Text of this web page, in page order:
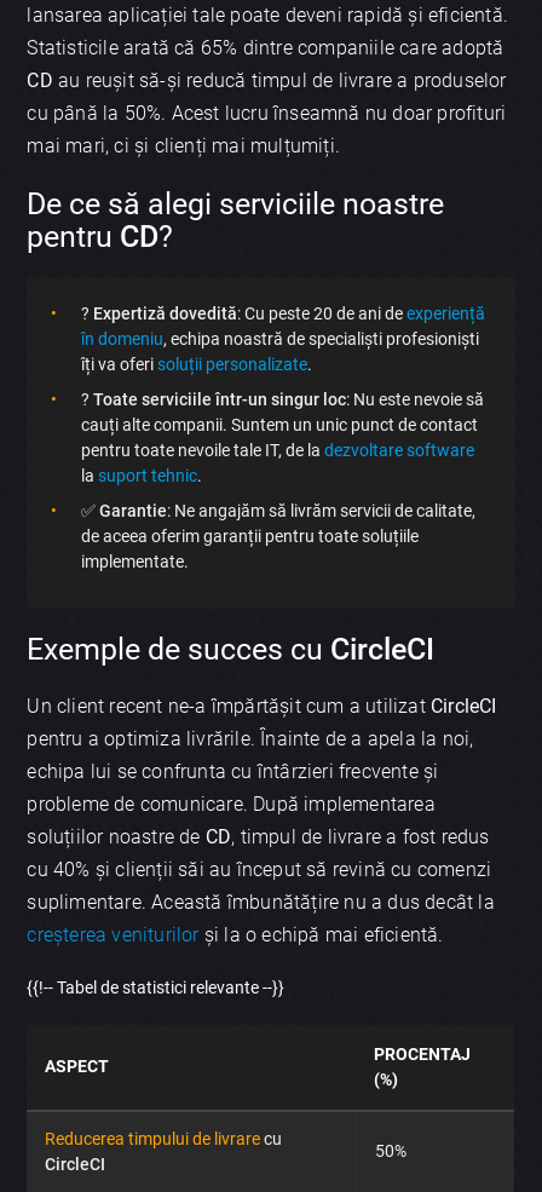
lansarea aplicației tale poate deveni rapidă și eficientă.
Statisticile arată că 65% dintre companiile care adoptă
CD au reușit să-și reducă timpul de livrare a produselor
cu până la 50%. Acest lucru înseamnă nu doar profituri
mai mari, ci și clienți mai mulțumiți.
De ce să alegi serviciile noastre
pentru CD?
? Expertiză dovedită: Cu peste 20 de ani deexperiență
în domeniu, echipa noastră de specialiști profesioniști
îți va oferisoluții personalizate.
?Toate serviciile într-un singur loc: Nu este nevoie să
cauți alte companii. Suntem un unic punct de contact
pentru toate nevoile tale IT, de ladezvoltare software
lasuport tehnic.
✅Garantie: Ne angajăm să livrăm servicii de calitate,
de aceea oferim garanții pentru toate soluțiile
implementate.
Exemple de succes cu CircleCI
Un client recent ne-a împărtășit cum a utilizat CircleCI
pentru a optimiza livrările. Înainte de a apela la noi,
echipa lui se confrunta cu întârzieri frecvente și
probleme de comunicare. După implementarea
soluțiilor noastre de CD, timpul de livrare a fost redus
cu 40% și clienții săi au început să revină cu comenzi
suplimentare. Această îmbunătățire nu a dus decât la
creșterea veniturilorși la o echipă mai eficientă.
{{!-- Tabel de statistici relevante --}}
ASPECT
PROCENTAJ
(%)
Reducerea timpului de livrarecu
CircleCI
50%